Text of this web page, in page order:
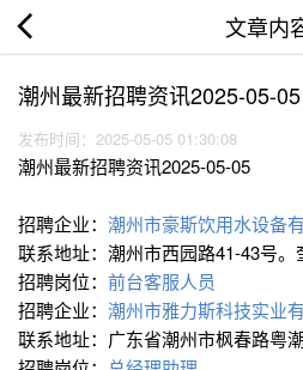
文章内
潮州最新招聘资讯2025-05-05
发布时间：2025-05-05 01:30:08
潮州最新招聘资讯2025-05-05
招聘企业： 潮州市豪斯饮用水设备
联系地址：潮州市西园路41-43号。
招聘岗位： 前台客服人员
招聘企业： 潮州市雅力斯科技实业
联系地址：广东省潮州市枫春路粤